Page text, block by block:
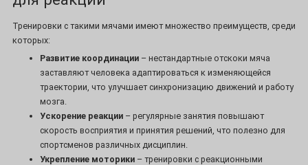
Тренировки с такими мячами имеют множество преимуществ, среди
которых:
Развитие координации – нестандартные отскоки мяча
заставляют человека адаптироваться к изменяющейся
траектории, что улучшает синхронизацию движений и работу
мозга.
Ускорение реакции – регулярные занятия повышают
скорость восприятия и принятия решений, что полезно для
спортсменов различных дисциплин.
Укрепление моторики – тренировки с реакционными